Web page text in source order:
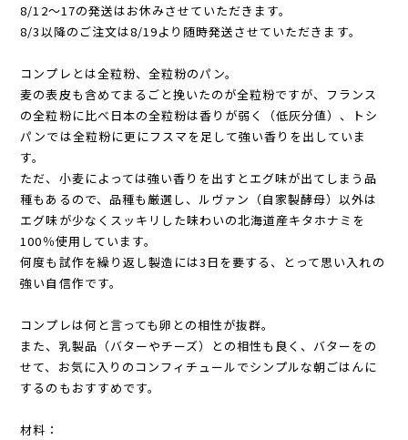
8/12〜17の発送はお休みさせていただきます。
8/3以降のご注文は8/19より随時発送させていただきます。
コンプレとは全粒粉、全粒粉のパン。
麦の表皮も含めてまるごと挽いたのが全粒粉ですが、フランス
の全粒粉に比べ日本の全粒粉は香りが弱く（低灰分値）、トシ
パンでは全粒粉に更にフスマを足して強い香りを出していま
す。
ただ、小麦によっては強い香りを出すとエグ味が出てしまう品
種もあるので、品種も厳選し、ルヴァン（自家製酵母）以外は
エグ味が少なくスッキリした味わいの北海道産キタホナミを
100％使用しています。
何度も試作を繰り返し製造には3日を要する、とって思い入れの
強い自信作です。
コンプレは何と言っても卵との相性が抜群。
また、乳製品（バターやチーズ）との相性も良く、バターをの
せて、お気に入りのコンフィチュールでシンプルな朝ごはんに
するのもおすすめです。
材料：